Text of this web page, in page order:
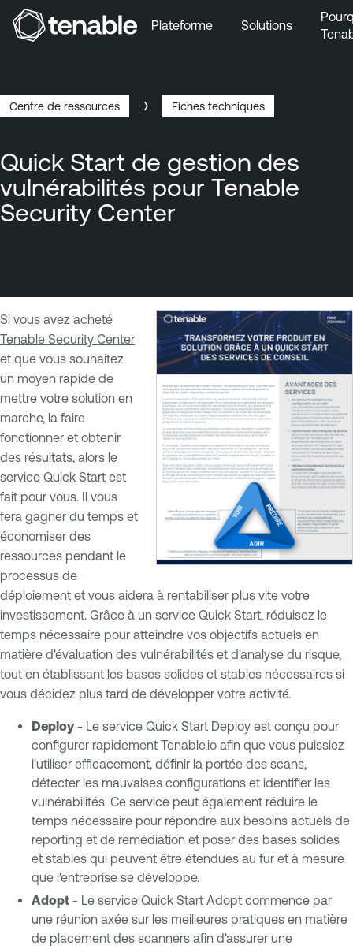
Aller au bas de la page
Plateforme Solutions
Centre de ressources Fiches techniques
Quick Start de gestion des
vulnérabilités pour Tenable
Security Center
Si vous avez acheté
Tenable Security Center
et que vous souhaitez
un moyen rapide de
mettre votre solution en
marche, la faire
fonctionner et obtenir
des résultats, alors le
service Quick Start est
fait pour vous. Il vous
fera gagner du temps et
économiser des
ressources pendant le
processus de
déploiement et vous aidera à rentabiliser plus vite votre
investissement. Grâce à un service Quick Start, réduisez le
temps nécessaire pour atteindre vos objectifs actuels en
matière d'évaluation des vulnérabilités et d'analyse du risque,
tout en établissant les bases solides et stables nécessaires si
vous décidez plus tard de développer votre activité.
Deploy - Le service Quick Start Deploy est conçu pour
configurer rapidement Tenable.io afin que vous puissiez
l'utiliser efficacement, définir la portée des scans,
détecter les mauvaises configurations et identifier les
vulnérabilités. Ce service peut également réduire le
temps nécessaire pour répondre aux besoins actuels de
reporting et de remédiation et poser des bases solides
et stables qui peuvent être étendues au fur et à mesure
que l'entreprise se développe.
Adopt - Le service Quick Start Adopt commence par
une réunion axée sur les meilleures pratiques en matière
de placement des scanners afin d'assurer une